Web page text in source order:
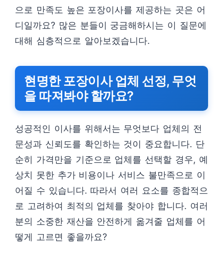
으로 만족도 높은 포장이사를 제공하는 곳은 어
디일까요? 많은 분들이 궁금해하시는 이 질문에
대해 심층적으로 알아보겠습니다.
현명한 포장이사 업체 선정, 무엇
을 따져봐야 할까요?
성공적인 이사를 위해서는 무엇보다 업체의 전
문성과 신뢰도를 확인하는 것이 중요합니다. 단
순히 가격만을 기준으로 업체를 선택할 경우, 예
상치 못한 추가 비용이나 서비스 불만족으로 이
어질 수 있습니다. 따라서 여러 요소를 종합적으
로 고려하여 최적의 업체를 찾아야 합니다. 여러
분의 소중한 재산을 안전하게 옮겨줄 업체를 어
떻게 고르면 좋을까요?